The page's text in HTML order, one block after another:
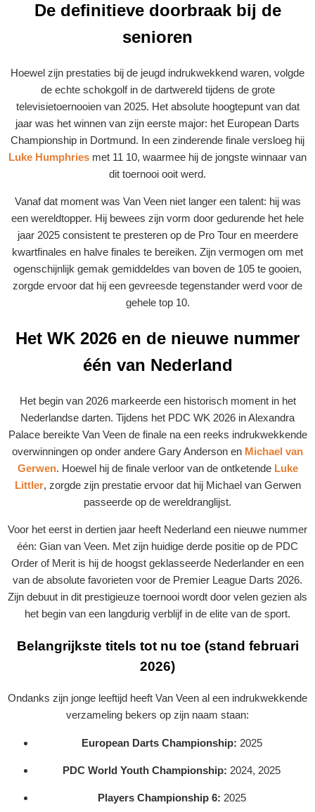
De definitieve doorbraak bij de
senioren
Hoewel zijn prestaties bij de jeugd indrukwekkend waren, volgde
de echte schokgolf in de dartwereld tijdens de grote
televisietoernooien van 2025. Het absolute hoogtepunt van dat
jaar was het winnen van zijn eerste major: het European Darts
Championship in Dortmund. In een zinderende finale versloeg hij
Luke Humphries met 11 10, waarmee hij de jongste winnaar van
dit toernooi ooit werd.
Vanaf dat moment was Van Veen niet langer een talent: hij was
een wereldtopper. Hij bewees zijn vorm door gedurende het hele
jaar 2025 consistent te presteren op de Pro Tour en meerdere
kwartfinales en halve finales te bereiken. Zijn vermogen om met
ogenschijnlijk gemak gemiddeldes van boven de 105 te gooien,
zorgde ervoor dat hij een gevreesde tegenstander werd voor de
gehele top 10.
Het WK 2026 en de nieuwe nummer
één van Nederland
Het begin van 2026 markeerde een historisch moment in het
Nederlandse darten. Tijdens het PDC WK 2026 in Alexandra
Palace bereikte Van Veen de finale na een reeks indrukwekkende
overwinningen op onder andere Gary Anderson en Michael van
Gerwen. Hoewel hij de finale verloor van de ontketende Luke
Littler, zorgde zijn prestatie ervoor dat hij Michael van Gerwen
passeerde op de wereldranglijst.
Voor het eerst in dertien jaar heeft Nederland een nieuwe nummer
één: Gian van Veen. Met zijn huidige derde positie op de PDC
Order of Merit is hij de hoogst geklasseerde Nederlander en een
van de absolute favorieten voor de Premier League Darts 2026.
Zijn debuut in dit prestigieuze toernooi wordt door velen gezien als
het begin van een langdurig verblijf in de elite van de sport.
Belangrijkste titels tot nu toe (stand februari
2026)
Ondanks zijn jonge leeftijd heeft Van Veen al een indrukwekkende
verzameling bekers op zijn naam staan:
European Darts Championship: 2025
PDC World Youth Championship: 2024, 2025
Players Championship 6: 2025